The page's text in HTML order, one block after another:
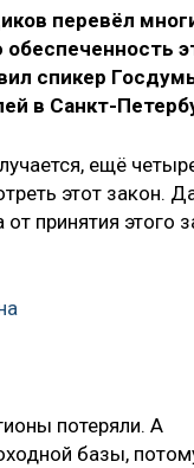
перевёл
спикер
в Санкт-
ещё
этот закон.
принятия этого
потеряли. А
базы,